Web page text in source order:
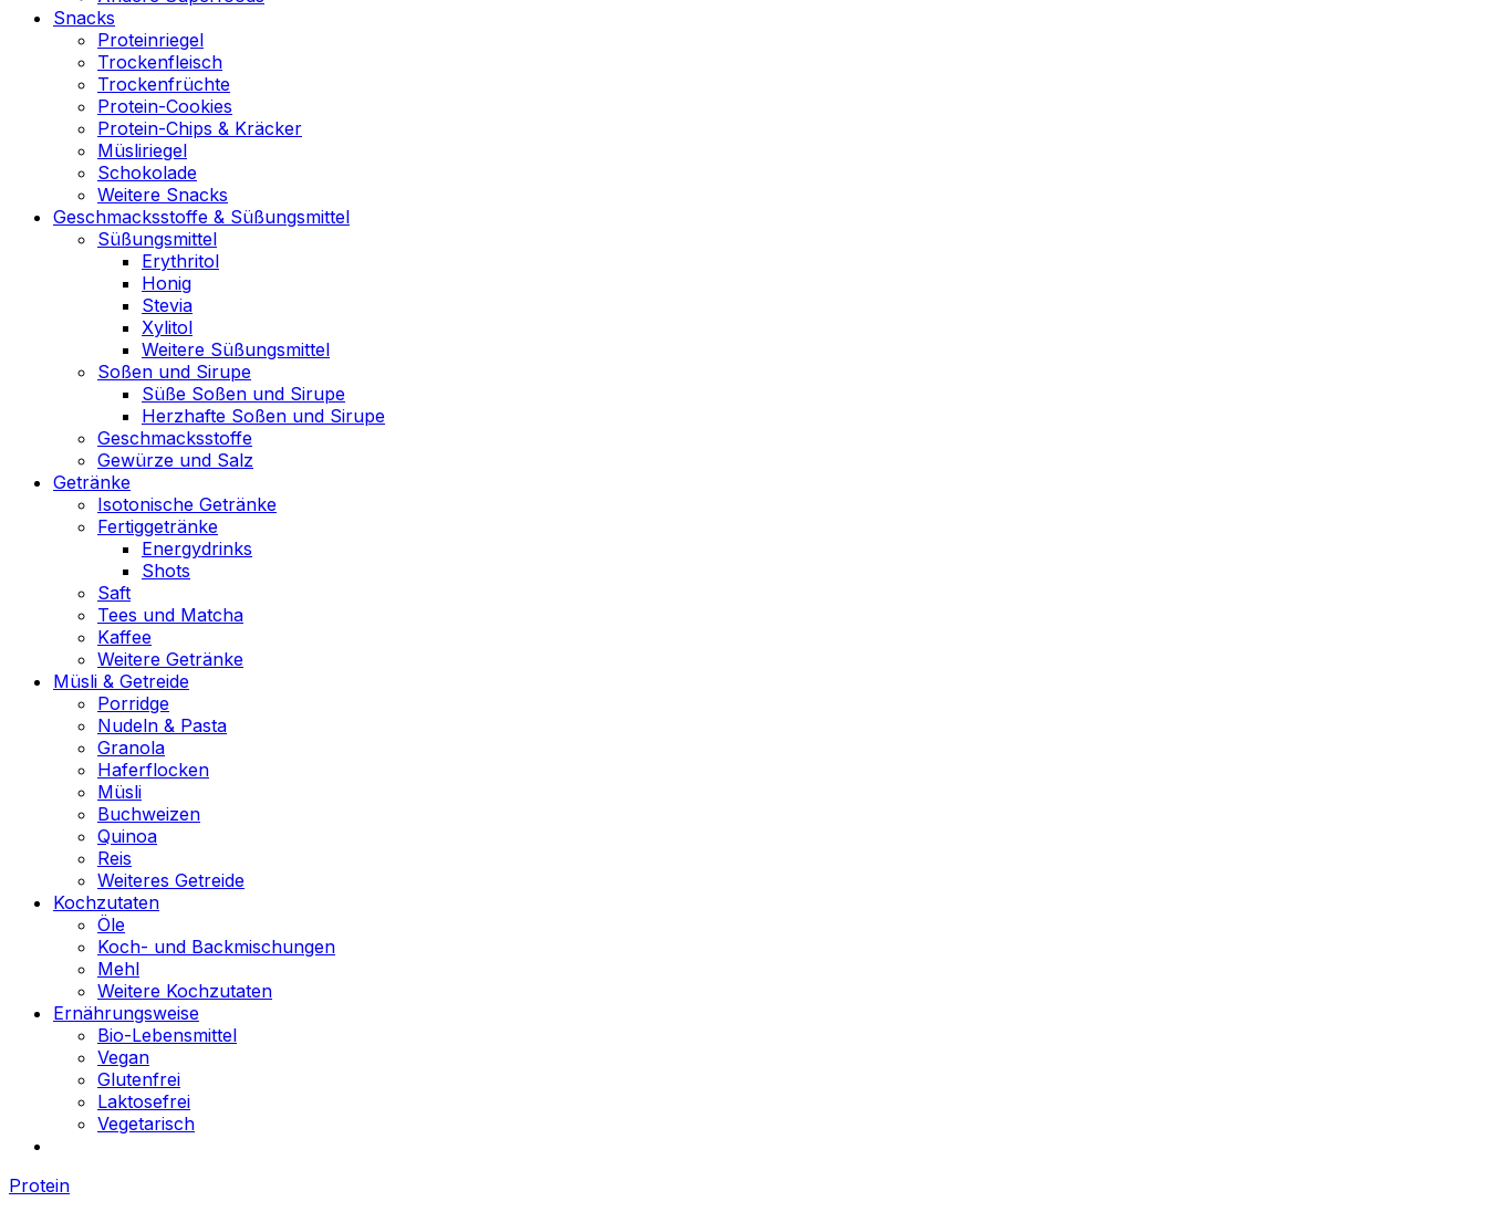
Snacks
Proteinriegel
Trockenfleisch
Trockenfrüchte
Protein-Cookies
Protein-Chips & Kräcker
Müsliriegel
Schokolade
Weitere Snacks
Geschmacksstoffe & Süßungsmittel
Süßungsmittel
Erythritol
Honig
Stevia
Xylitol
Weitere Süßungsmittel
Soßen und Sirupe
Süße Soßen und Sirupe
Herzhafte Soßen und Sirupe
Geschmacksstoffe
Gewürze und Salz
Getränke
Isotonische Getränke
Fertiggetränke
Energydrinks
Shots
Saft
Tees und Matcha
Kaffee
Weitere Getränke
Müsli & Getreide
Porridge
Nudeln & Pasta
Granola
Haferflocken
Müsli
Buchweizen
Quinoa
Reis
Weiteres Getreide
Kochzutaten
Öle
Koch- und Backmischungen
Mehl
Weitere Kochzutaten
Ernährungsweise
Bio-Lebensmittel
Vegan
Glutenfrei
Laktosefrei
Vegetarisch
Protein